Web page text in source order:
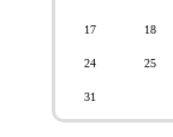
17 18
24 25
31